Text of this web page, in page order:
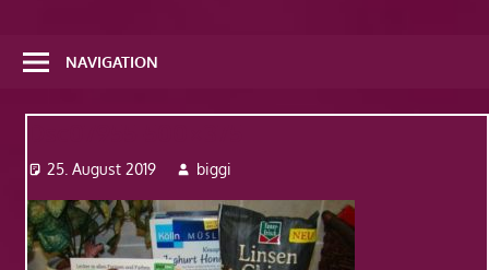
weitere
Website
NAVIGATION
25. August 2019 biggi